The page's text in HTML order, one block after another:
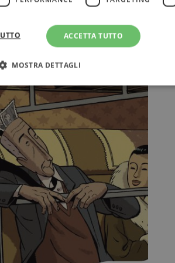
ACCETTA TUTTO
MOSTRA DETTAGLI
Performance Targeting
principali del sito web come l'accesso dell'utente e la
strettamente necessari.
Descrizione
WordPress imposta questo cookie quando accedi
cookie viene utilizzato per verificare se il browser
consentire o rifiutare i cookie.
Usato per gestire la sessione degli utenti loggati sul
Usato per gestire la sessione degli utenti loggati sul
Memorizza lo stato del consenso ai cookie